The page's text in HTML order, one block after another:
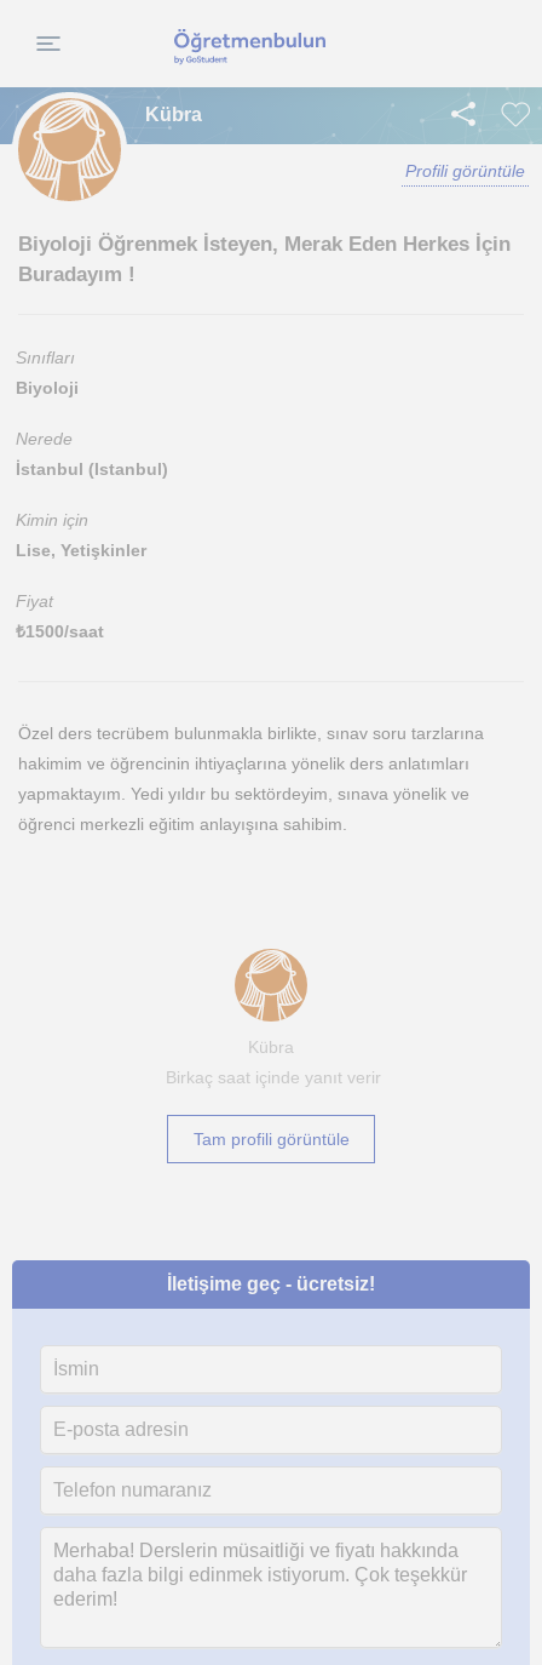
Kübra
Profili görüntüle
Biyoloji Öğrenmek İsteyen, Merak Eden Herkes İçin
Buradayım !
Sınıfları
Biyoloji
Nerede
İstanbul (Istanbul)
Kimin için
Lise, Yetişkinler
Fiyat
₺1500/saat
Özel ders tecrübem bulunmakla birlikte, sınav soru tarzlarına
hakimim ve öğrencinin ihtiyaçlarına yönelik ders anlatımları
yapmaktayım. Yedi yıldır bu sektördeyim, sınava yönelik ve
öğrenci merkezli eğitim anlayışına sahibim.
Kübra
Birkaç saat içinde yanıt verir
Tam profili görüntüle
İletişime geç - ücretsiz!